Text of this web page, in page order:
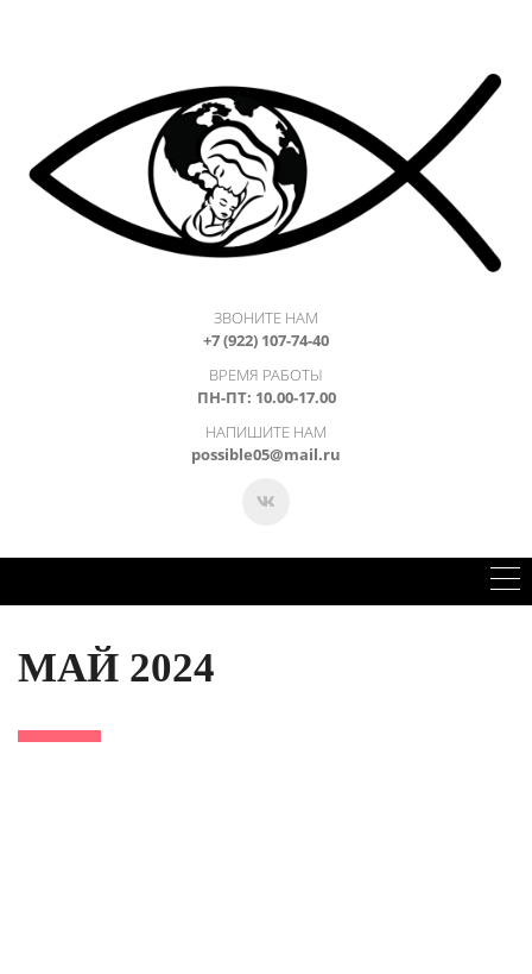
ЗВОНИТЕ НАМ
+7 (922) 107-74-40
ВРЕМЯ РАБОТЫ
ПН-ПТ: 10.00-17.00
НАПИШИТЕ НАМ
possible05@mail.ru
МАЙ 2024